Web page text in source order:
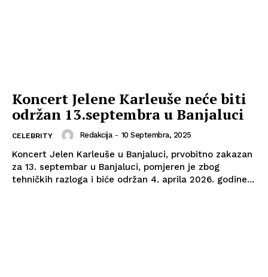
Koncert Jelene Karleuše neće biti
održan 13.septembra u Banjaluci
CELEBRITY Redakcija - 10 Septembra, 2025
Koncert Jelen Karleuše u Banjaluci, prvobitno zakazan
za 13. septembar u Banjaluci, pomjeren je zbog
tehničkih razloga i biće održan 4. aprila 2026. godine...